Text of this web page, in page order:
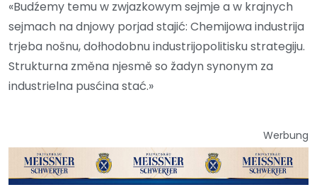
«Budźemy temu w zwjazkowym sejmje a w krajnych
sejmach na dnjowy porjad stajić: Chemijowa industrija
trjeba nošnu, dołhodobnu industrijopolitisku strategiju.
Strukturna změna njesmě so žadyn synonym za
industrielna pusćina stać.»
Werbung